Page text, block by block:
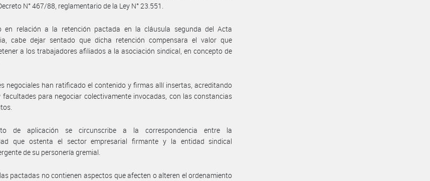
N° 467/88, reglamentario de la Ley N° 23.551.
en relación a la retención pactada en la cláusula segunda del Acta
cabe dejar sentado que dicha retención compensara el valor que
a los trabajadores afiliados a la asociación sindical, en concepto de
negociales han ratificado el contenido y firmas allí insertas, acreditando
facultades para negociar colectivamente invocadas, con las constancias
de aplicación se circunscribe a la correspondencia entre la
que ostenta el sector empresarial firmante y la entidad sindical
de su personería gremial.
pactadas no contienen aspectos que afecten o alteren el ordenamiento